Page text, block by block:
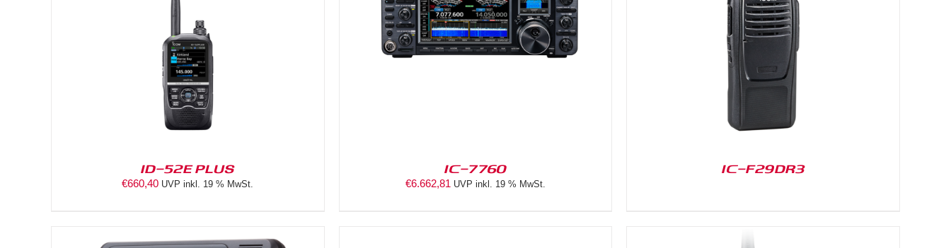
ID-52E PLUS
€660,40 UVP inkl. 19 % MwSt.
IC-7760
€6.662,81 UVP inkl. 19 % MwSt.
DETAILS
IC-F29DR3